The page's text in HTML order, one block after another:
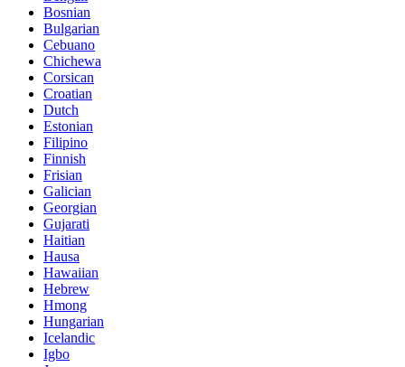
Bosnian
Bulgarian
Cebuano
Chichewa
Corsican
Croatian
Dutch
Estonian
Filipino
Finnish
Frisian
Galician
Georgian
Gujarati
Haitian
Hausa
Hawaiian
Hebrew
Hmong
Hungarian
Icelandic
Igbo